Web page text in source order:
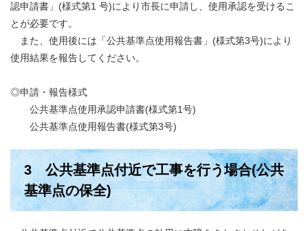
認申請書」(様式第1 号)により市長に申請し、使用承認を受けるこ
とが必要です。
また、使用後には「公共基準点使用報告書」(様式第3号)により
使用結果を報告してください。
◎申請・報告様式
公共基準点使用承認申請書(様式第1号)
公共基準点使用報告書(様式第3号)
3 公共基準点付近で工事を行う場合(公共
基準点の保全)